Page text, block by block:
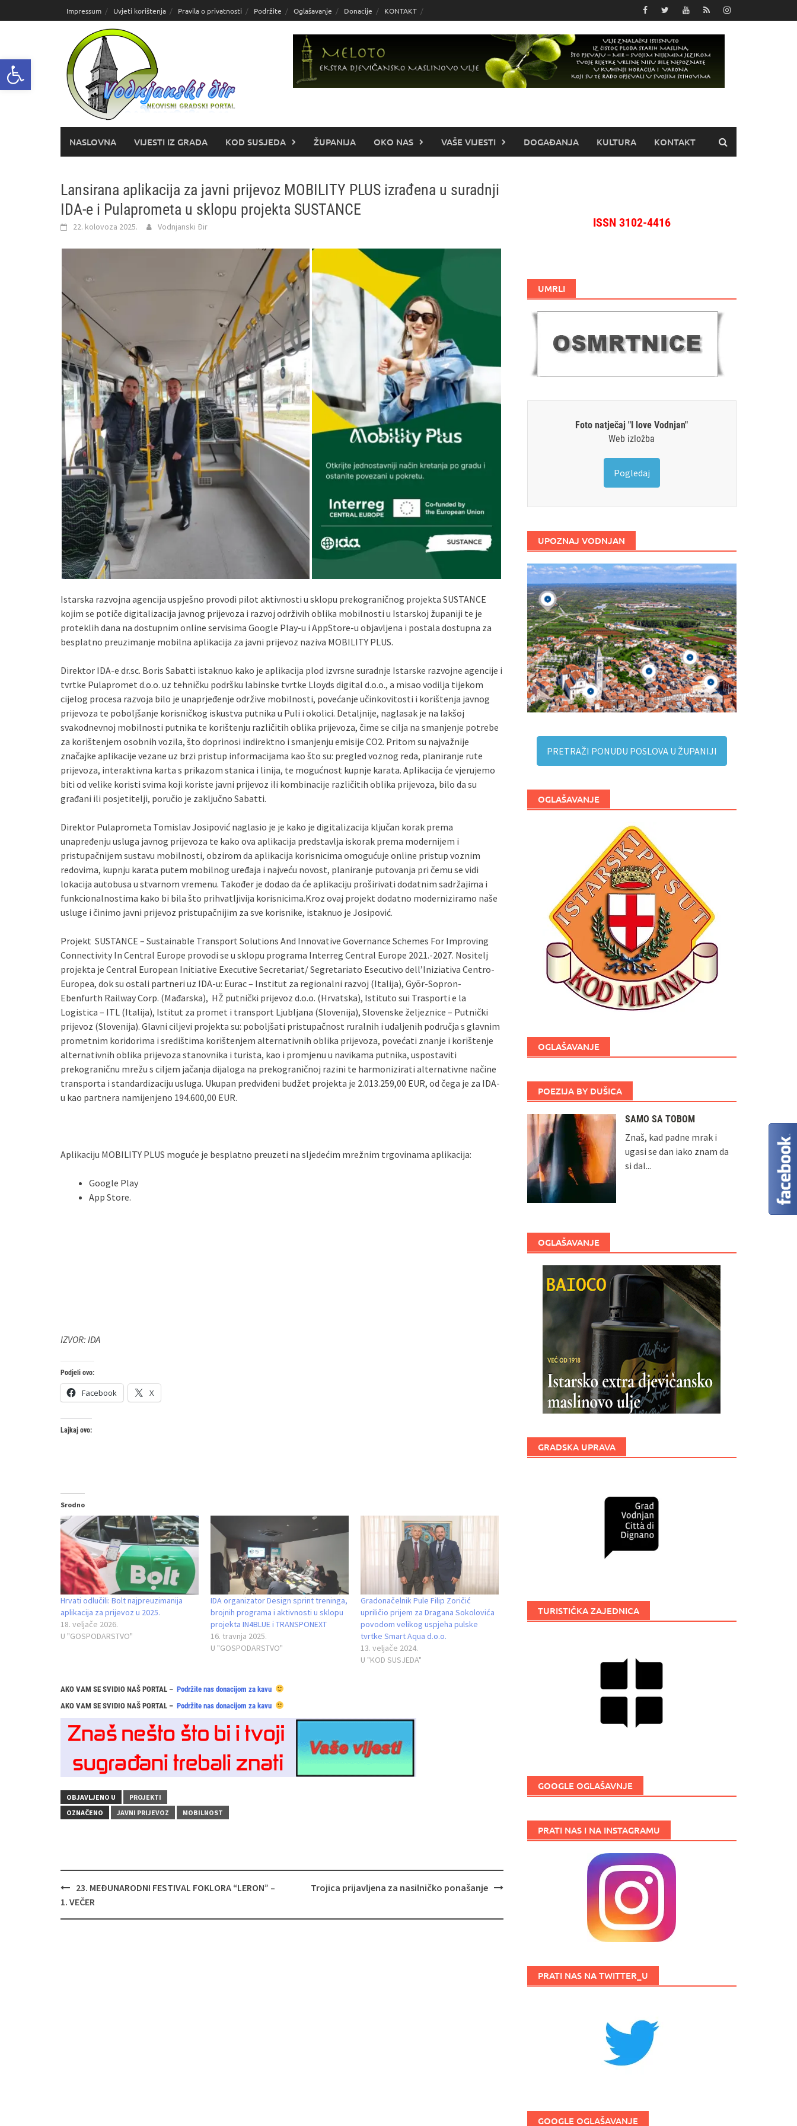
Open toolbar
do
Impressum Uvjeti korištenja Pravila o privatnosti Podržite Oglašavanje Donacije KONTAKT
NASLOVNA VIJESTI IZ GRADA KOD SUSJEDA ŽUPANIJA OKO NAS VAŠE VIJESTI DOGAĐANJA KULTURA KONTAKT
Lansirana aplikacija za javni prijevoz MOBILITY PLUS izrađena u suradnji
IDA-e i Pulaprometa u sklopu projekta SUSTANCE
22. kolovoza 2025. Vodnjanski Đir
Istarska razvojna agencija uspješno provodi pilot aktivnosti u sklopu prekograničnog projekta SUSTANCE
kojim se potiče digitalizacija javnog prijevoza i razvoj održivih oblika mobilnosti u Istarskoj županiji te je
proteklih dana na dostupnim online servisima Google Play-u i AppStore-u objavljena i postala dostupna za
besplatno preuzimanje mobilna aplikacija za javni prijevoz naziva MOBILITY PLUS.
Direktor IDA-e dr.sc. Boris Sabatti istaknuo kako je aplikacija plod izvrsne suradnje Istarske razvojne agencije i
tvrtke Pulapromet d.o.o. uz tehničku podršku labinske tvrtke Lloyds digital d.o.o., a misao vodilja tijekom
cijelog procesa razvoja bilo je unaprjeđenje održive mobilnosti, povećanje učinkovitosti i korištenja javnog
prijevoza te poboljšanje korisničkog iskustva putnika u Puli i okolici. Detaljnije, naglasak je na lakšoj
svakodnevnoj mobilnosti putnika te korištenju različitih oblika prijevoza, čime se cilja na smanjenje potrebe
za korištenjem osobnih vozila, što doprinosi indirektno i smanjenju emisije CO2. Pritom su najvažnije
značajke aplikacije vezane uz brzi pristup informacijama kao što su: pregled voznog reda, planiranje rute
prijevoza, interaktivna karta s prikazom stanica i linija, te mogućnost kupnje karata. Aplikacija će vjerujemo
biti od velike koristi svima koji koriste javni prijevoz ili kombinacije različitih oblika prijevoza, bilo da su
građani ili posjetitelji, poručio je zaključno Sabatti.
Direktor Pulaprometa Tomislav Josipović naglasio je je kako je digitalizacija ključan korak prema
unapređenju usluga javnog prijevoza te kako ova aplikacija predstavlja iskorak prema modernijem i
pristupačnijem sustavu mobilnosti, obzirom da aplikacija korisnicima omogućuje online pristup voznim
redovima, kupnju karata putem mobilnog uređaja i najveću novost, planiranje putovanja pri čemu se vidi
lokacija autobusa u stvarnom vremenu. Također je dodao da će aplikaciju proširivati dodatnim sadržajima i
funkcionalnostima kako bi bila što prihvatljivija korisnicima.Kroz ovaj projekt dodatno moderniziramo naše
usluge i činimo javni prijevoz pristupačnijim za sve korisnike, istaknuo je Josipović.
Projekt SUSTANCE – Sustainable Transport Solutions And Innovative Governance Schemes For Improving
Connectivity In Central Europe provodi se u sklopu programa Interreg Central Europe 2021.-2027. Nositelj
projekta je Central European Initiative Executive Secretariat/ Segretariato Esecutivo dell’Iniziativa Centro-
Europea, dok su ostali partneri uz IDA-u: Eurac – Institut za regionalni razvoj (Italija), Gyõr-Sopron-
Ebenfurth Railway Corp. (Mađarska), HŽ putnički prijevoz d.o.o. (Hrvatska), Istituto sui Trasporti e la
Logistica – ITL (Italija), Istitut za promet i transport Ljubljana (Slovenija), Slovenske željeznice – Putnički
prijevoz (Slovenija). Glavni ciljevi projekta su: poboljšati pristupačnost ruralnih i udaljenih područja s glavnim
prometnim koridorima i središtima korištenjem alternativnih oblika prijevoza, povećati znanje i korištenje
alternativnih oblika prijevoza stanovnika i turista, kao i promjenu u navikama putnika, uspostaviti
prekograničnu mrežu s ciljem jačanja dijaloga na prekograničnoj razini te harmonizirati alternativne načine
transporta i standardizaciju usluga. Ukupan predviđeni budžet projekta je 2.013.259,00 EUR, od čega je za IDA-
u kao partnera namijenjeno 194.600,00 EUR.
Aplikaciju MOBILITY PLUS moguće je besplatno preuzeti na sljedećim mrežnim trgovinama aplikacija:
Google Play
App Store.
IZVOR: IDA
Podjeli ovo:
Facebook X
Lajkaj ovo:
Srodno
Hrvati odlučili: Bolt najpreuzimanija
aplikacija za prijevoz u 2025.
18. veljače 2026.
U "GOSPODARSTVO"
IDA organizator Design sprint treninga,
brojnih programa i aktivnosti u sklopu
projekta IN4BLUE i TRANSPONEXT
16. travnja 2025.
U "GOSPODARSTVO"
Gradonačelnik Pule Filip Zoričić
upriličio prijem za Dragana Sokolovića
povodom velikog uspjeha pulske
tvrtke Smart Aqua d.o.o.
13. veljače 2024.
U "KOD SUSJEDA"
AKO VAM SE SVIDIO NAŠ PORTAL – Podržite nas donacijom za kavu
AKO VAM SE SVIDIO NAŠ PORTAL – Podržite nas donacijom za kavu
OBJAVLJENO U
PROJEKTI
OZNAČENO
JAVNI PRIJEVOZ MOBILNOST
Navigacija
objava
23. MEĐUNARODNI FESTIVAL FOKLORA “LERON” –
1. VEČER
Trojica prijavljena za nasilničko ponašanje
ISSN 3102-4416
UMRLI
Foto natječaj "I love Vodnjan"
Web izložba
Pogledaj
UPOZNAJ VODNJAN
PRETRAŽI PONUDU POSLOVA U ŽUPANIJI
OGLAŠAVANJE
OGLAŠAVANJE
POEZIJA BY DUŠICA
SAMO SA TOBOM
Znaš, kad padne mrak i
ugasi se dan iako znam da
si dal...
OGLAŠAVANJE
GRADSKA UPRAVA
TURISTIČKA ZAJEDNICA
GOOGLE OGLAŠAVNJE
PRATI NAS I NA INSTAGRAMU
PRATI NAS NA TWITTER_U
GOOGLE OGLAŠAVANJE